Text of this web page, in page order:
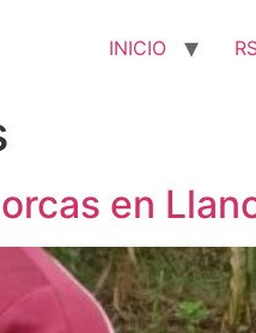
INICIO
en